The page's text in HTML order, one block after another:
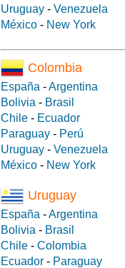
Uruguay - Venezuela
México - New York
Colombia
España -Argentina
Bolivia - Brasil
Chile - Ecuador
Paraguay - Perú
Uruguay - Venezuela
México - New York
Uruguay
España -Argentina
Bolivia - Brasil
Chile - Colombia
Ecuador - Paraguay